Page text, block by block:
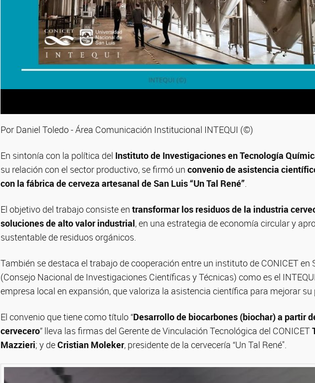
Por Daniel Toledo - Área Comunicación Institucional INTEQUI (©)
En sintonía con la política del Instituto de Investigaciones en Tecnología
su relación con el sector productivo, se firmó un convenio de asistencia
con la fábrica de cerveza artesanal de San Luis “Un Tal René”.
El objetivo del trabajo consiste en transformar los residuos de la industria
soluciones de alto valor industrial, en una estrategia de economía circular y
sustentable de residuos orgánicos.
También se destaca el trabajo de cooperación entre un instituto de CONICET en
(Consejo Nacional de Investigaciones Científicas y Técnicas) como es el
empresa local en expansión, que valoriza la asistencia científica para mejorar su
El convenio que tiene como título “Desarrollo de biocarbones (biochar) a partir
cervecero” lleva las firmas del Gerente de Vinculación Tecnológica del CONICET
Mazzieri; y deCristian Moleker, presidente de la cervecería “Un Tal René".